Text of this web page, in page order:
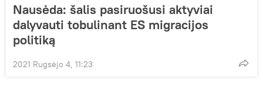
Nausėda: šalis pasiruošusi aktyviai
dalyvauti tobulinant ES migracijos
politiką
2021 Rugsėjo 4, 11:23